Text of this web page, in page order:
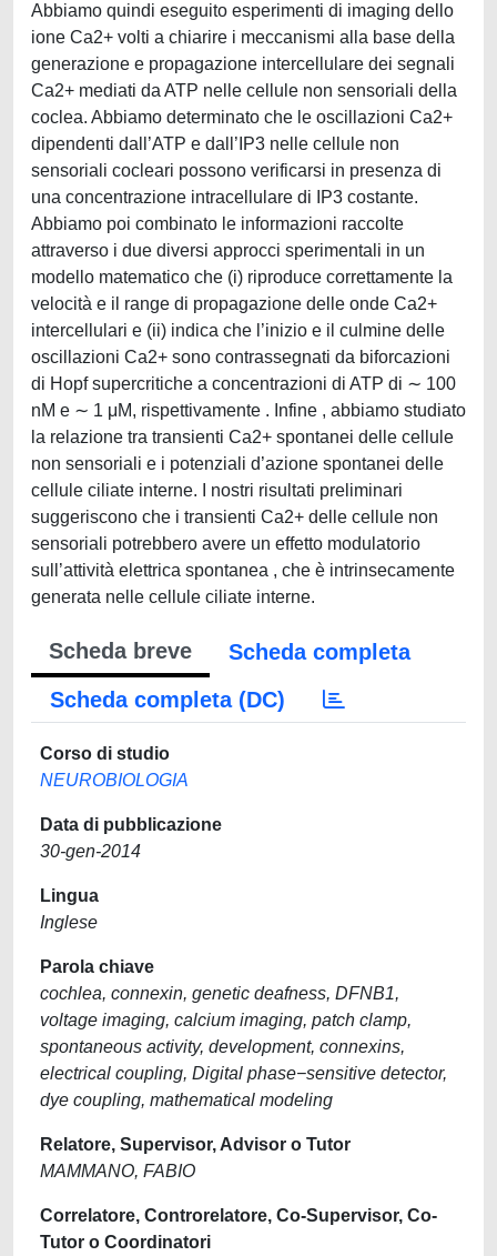
Abbiamo quindi eseguito esperimenti di imaging dello
ione Ca2+ volti a chiarire i meccanismi alla base della
generazione e propagazione intercellulare dei segnali
Ca2+ mediati da ATP nelle cellule non sensoriali della
coclea. Abbiamo determinato che le oscillazioni Ca2+
dipendenti dall’ATP e dall’IP3 nelle cellule non
sensoriali cocleari possono verificarsi in presenza di
una concentrazione intracellulare di IP3 costante.
Abbiamo poi combinato le informazioni raccolte
attraverso i due diversi approcci sperimentali in un
modello matematico che (i) riproduce correttamente la
velocità e il range di propagazione delle onde Ca2+
intercellulari e (ii) indica che l’inizio e il culmine delle
oscillazioni Ca2+ sono contrassegnati da biforcazioni
di Hopf supercritiche a concentrazioni di ATP di ∼ 100
nM e ∼ 1 μM, rispettivamente . Infine , abbiamo studiato
la relazione tra transienti Ca2+ spontanei delle cellule
non sensoriali e i potenziali d’azione spontanei delle
cellule ciliate interne. I nostri risultati preliminari
suggeriscono che i transienti Ca2+ delle cellule non
sensoriali potrebbero avere un effetto modulatorio
sull’attività elettrica spontanea , che è intrinsecamente
generata nelle cellule ciliate interne.
Scheda breve
Scheda completa
Scheda completa (DC)
Corso di studio
NEUROBIOLOGIA
Data di pubblicazione
30-gen-2014
Lingua
Inglese
Parola chiave
cochlea, connexin, genetic deafness, DFNB1,
voltage imaging, calcium imaging, patch clamp,
spontaneous activity, development, connexins,
electrical coupling, Digital phase−sensitive detector,
dye coupling, mathematical modeling
Relatore, Supervisor, Advisor o Tutor
MAMMANO, FABIO
Correlatore, Controrelatore, Co-Supervisor, Co-
Tutor o Coordinatori